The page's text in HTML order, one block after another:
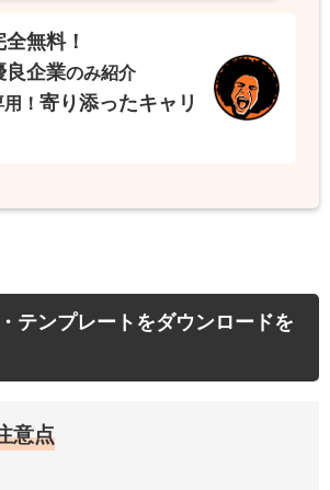
全無料！
良企業のみ紹介
！ 寄り添ったキャリ
テンプレートをダウンロードを
意点